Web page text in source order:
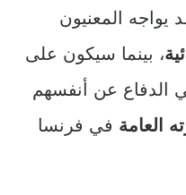
يواجه المعنيون
، بينما سيكون على
الدفاع عن أنفسهم
العامة في فرنسا